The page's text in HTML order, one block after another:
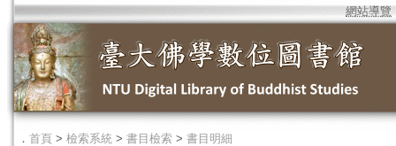
網站導覽
． 首頁 > 檢索系統 > 書目檢索 > 書目明細